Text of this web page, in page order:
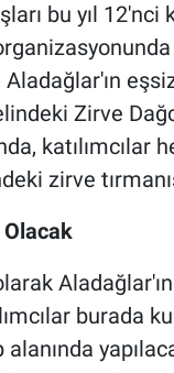
bu yıl
eşsiz
Zirve
zirve
burada
alanında